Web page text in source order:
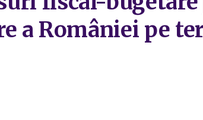
a României pe